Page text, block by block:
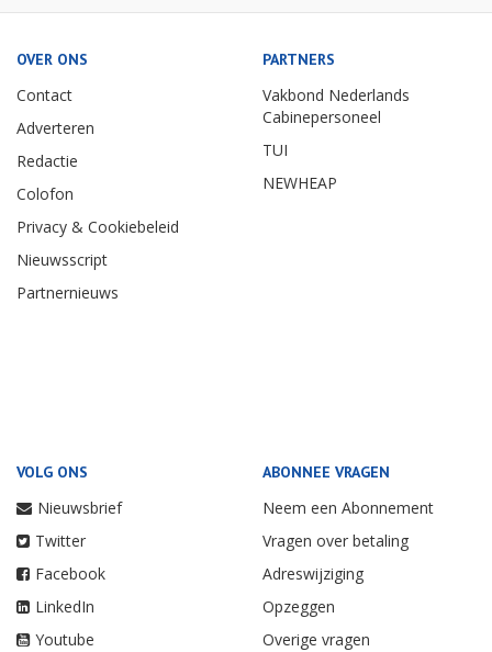
OVER ONS
Contact
Adverteren
Redactie
Colofon
Privacy & Cookiebeleid
Nieuwsscript
Partnernieuws
PARTNERS
Vakbond Nederlands
Cabinepersoneel
TUI
NEWHEAP
VOLG ONS
Nieuwsbrief
Twitter
Facebook
LinkedIn
Youtube
ABONNEE VRAGEN
Neem een Abonnement
Vragen over betaling
Adreswijziging
Opzeggen
Overige vragen